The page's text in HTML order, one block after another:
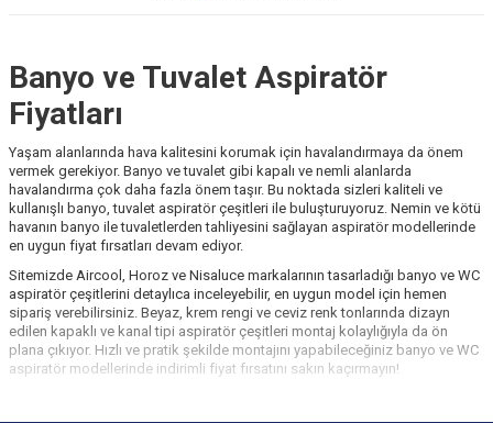
Banyo ve Tuvalet Aspiratör
Fiyatları
Yaşam alanlarında hava kalitesini korumak için havalandırmaya da önem
vermek gerekiyor. Banyo ve tuvalet gibi kapalı ve nemli alanlarda
havalandırma çok daha fazla önem taşır. Bu noktada sizleri kaliteli ve
kullanışlı banyo, tuvalet aspiratör çeşitleri ile buluşturuyoruz. Nemin ve kötü
havanın banyo ile tuvaletlerden tahliyesini sağlayan aspiratör modellerinde
en uygun fiyat fırsatları devam ediyor.
Sitemizde Aircool, Horoz ve Nisaluce markalarının tasarladığı banyo ve WC
aspiratör çeşitlerini detaylıca inceleyebilir, en uygun model için hemen
sipariş verebilirsiniz. Beyaz, krem rengi ve ceviz renk tonlarında dizayn
edilen kapaklı ve kanal tipi aspiratör çeşitleri montaj kolaylığıyla da ön
plana çıkıyor. Hızlı ve pratik şekilde montajını yapabileceğiniz banyo ve WC
aspiratör modellerinde indirimli fiyat fırsatını sakın kaçırmayın!